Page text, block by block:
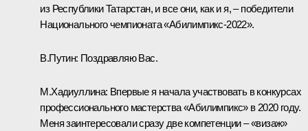
из Республики Татарстан, и все они, как и я, ‒ победители
Национального чемпионата «Абилимпикс-2022».
В.Путин: Поздравляю Вас.
М.Хадиуллина: Впервые я начала участвовать в конкурсах
профессионального мастерства «Абилимпикс» в 2020 году.
Меня заинтересовали сразу две компетенции ‒ «визаж»